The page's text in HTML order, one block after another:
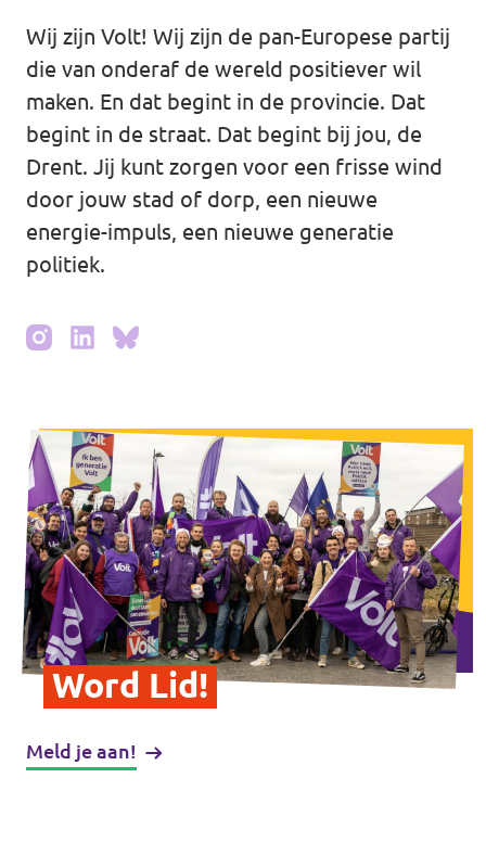
Agenda
Vacatures
Wij zijn Volt! Wij zijn de pan-Europese partij
die van onderaf de wereld positiever wil
maken. En dat begint in de provincie. Dat
begint in de straat. Dat begint bij jou, de
Drent. Jij kunt zorgen voor een frisse wind
door jouw stad of dorp, een nieuwe
energie-impuls, een nieuwe generatie
politiek.
Word Lid!
Meld je aan!